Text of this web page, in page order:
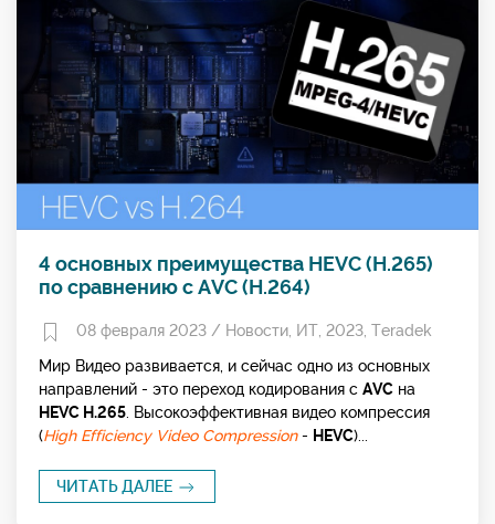
4 основных преимущества HEVC (H.265)
по сравнению с AVC (H.264)
08 февраля 2023 / Новости, ИТ, 2023, Teradek
Мир Видео развивается, и сейчас одно из основных
направлений - это переход кодирования с AVC на
HEVC H.265 . Высокоэффективная видео компрессия
(High Efficiency Video Compression- HEVC)...
ЧИТАТЬ ДАЛЕЕ